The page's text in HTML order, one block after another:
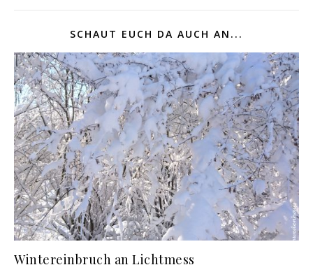
SCHAUT EUCH DA AUCH AN...
Wintereinbruch an Lichtmess